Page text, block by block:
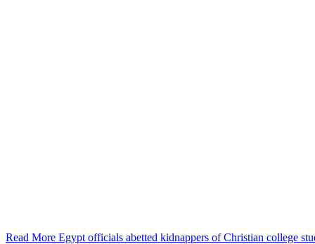
Read More Egypt officials abetted kidnappers of Christian college